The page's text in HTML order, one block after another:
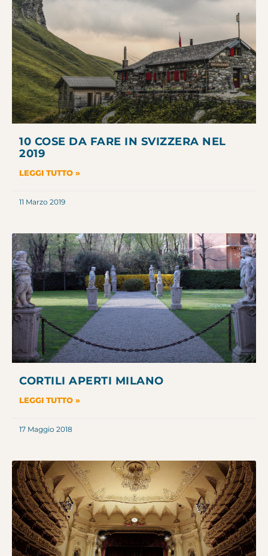
10 COSE DA FARE IN SVIZZERA NEL
2019
LEGGI TUTTO »
11 Marzo 2019
CORTILI APERTI MILANO
LEGGI TUTTO »
17 Maggio 2018